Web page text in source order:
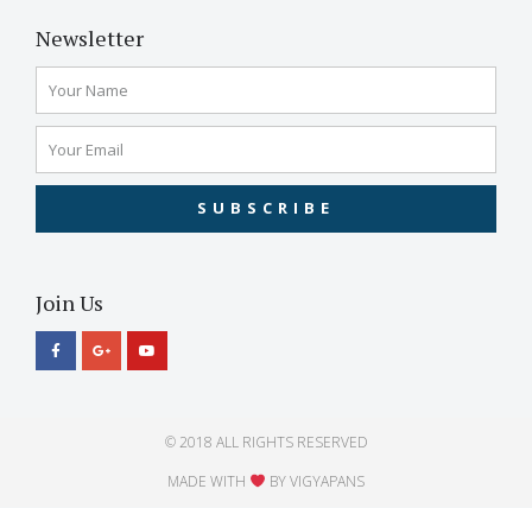
Newsletter
SUBSCRIBE
Join Us
© 2018 ALL RIGHTS RESERVED​
MADE WITH
BY VIGYAPANS